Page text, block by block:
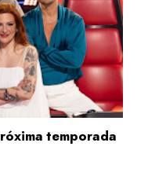
temporada